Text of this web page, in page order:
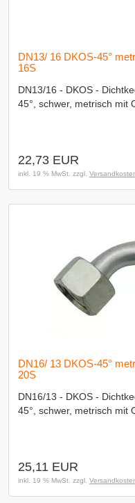
DN13/ 16 DKOS-45°
16S
DN13/16 - DKOS -
45°, schwer, metrisch mit
22,73 EUR
inkl. 19 % MwSt. zzgl.
DN16/ 13 DKOS-45°
20S
DN16/13 - DKOS -
45°, schwer, metrisch mit
25,11 EUR
inkl. 19 % MwSt. zzgl.